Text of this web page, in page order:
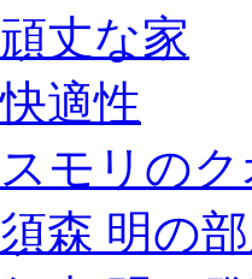
頑丈な家
快適性
スモリの
須森 明の